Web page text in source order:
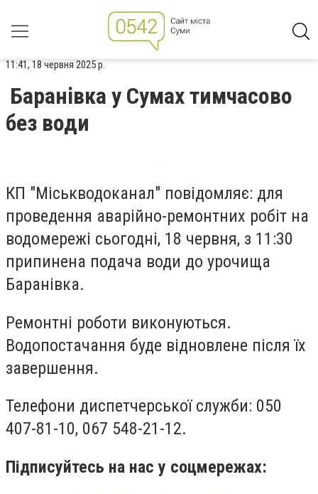
11:41, 18 червня 2025 р.
Баранівка у Сумах тимчасово
без води
КП "Міськводоканал" повідомляє: для
проведення аварійно-ремонтних робіт на
водомережі сьогодні, 18 червня, з 11:30
припинена подача води до урочища
Баранівка.
Ремонтні роботи виконуються.
Водопостачання буде відновлене після їх
завершення.
Телефони диспетчерської служби: 050
407-81-10, 067 548-21-12.
Підписуйтесь на нас у соцмережах: